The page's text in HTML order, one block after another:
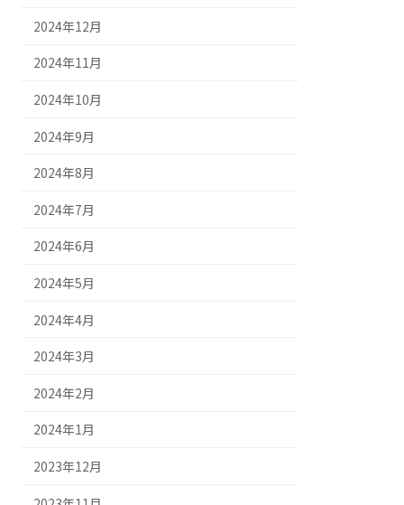
2024年12月
2024年11月
2024年10月
2024年9月
2024年8月
2024年7月
2024年6月
2024年5月
2024年4月
2024年3月
2024年2月
2024年1月
2023年12月